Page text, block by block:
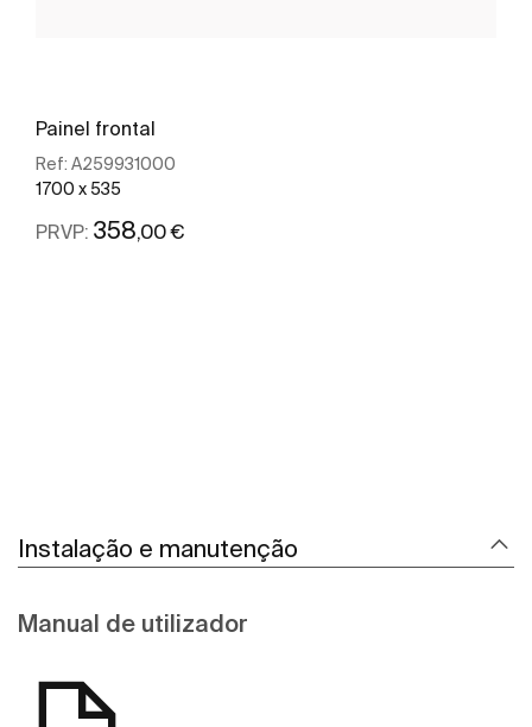
Painel frontal
Ref: A259931000
1700 x 535
PRVP: 358,00 €
Instalação e manutenção
Manual de utilizador